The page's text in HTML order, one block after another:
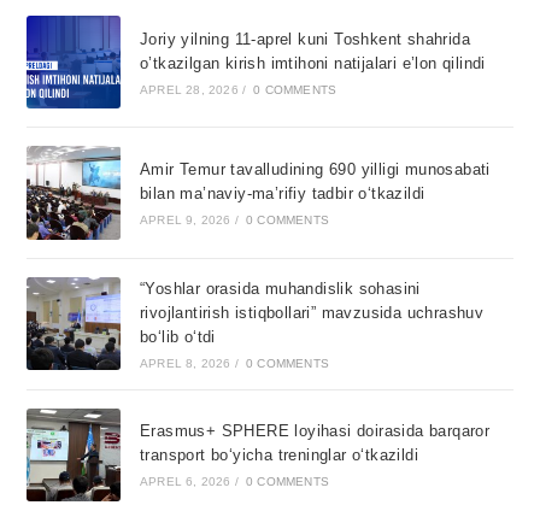
Joriy yilning 11-aprel kuni Toshkent shahrida
o’tkazilgan kirish imtihoni natijalari e’lon qilindi
APREL 28, 2026 / 0 COMMENTS
Amir Temur tavalludining 690 yilligi munosabati
bilan ma’naviy-ma’rifiy tadbir o‘tkazildi
APREL 9, 2026 / 0 COMMENTS
“Yoshlar orasida muhandislik sohasini
rivojlantirish istiqbollari” mavzusida uchrashuv
bo‘lib o‘tdi
APREL 8, 2026 / 0 COMMENTS
Erasmus+ SPHERE loyihasi doirasida barqaror
transport bo‘yicha treninglar o‘tkazildi
APREL 6, 2026 / 0 COMMENTS